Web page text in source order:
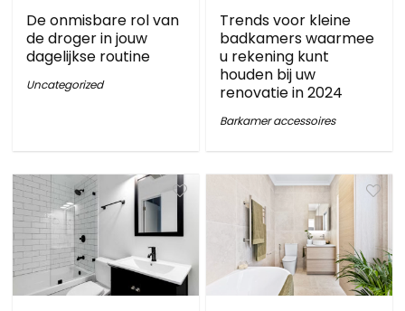
De onmisbare rol van
de droger in jouw
dagelijkse routine
Uncategorized
Trends voor kleine
badkamers waarmee
u rekening kunt
houden bij uw
renovatie in 2024
Barkamer accessoires